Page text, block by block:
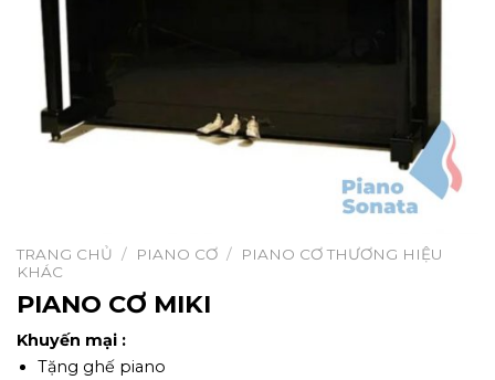
TRANG CHỦ / PIANO CƠ /
PIANO CƠ THƯƠNG HIỆU
KHÁC
PIANO CƠ MIKI
Khuyến mại :
Tặng ghế piano